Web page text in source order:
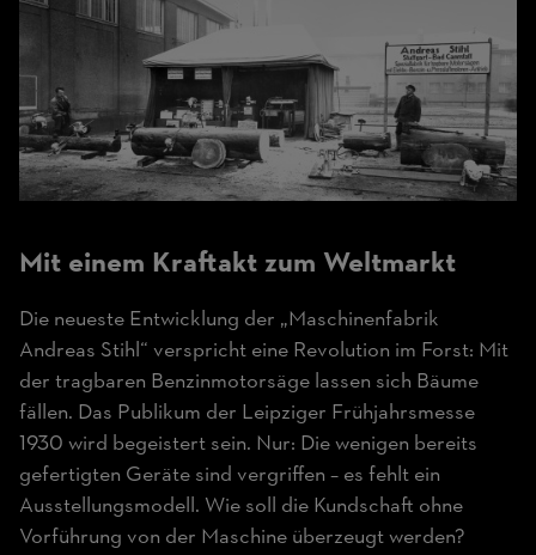
Mit einem Kraftakt zum Weltmarkt
Die neueste Entwicklung der „Maschinenfabrik
Andreas Stihl“ verspricht eine Revolution im Forst: Mit
der tragbaren Benzinmotorsäge lassen sich Bäume
fällen. Das Publikum der Leipziger Frühjahrsmesse
1930 wird begeistert sein. Nur: Die wenigen bereits
gefertigten Geräte sind vergriffen – es fehlt ein
Ausstellungsmodell. Wie soll die Kundschaft ohne
Vorführung von der Maschine überzeugt werden?